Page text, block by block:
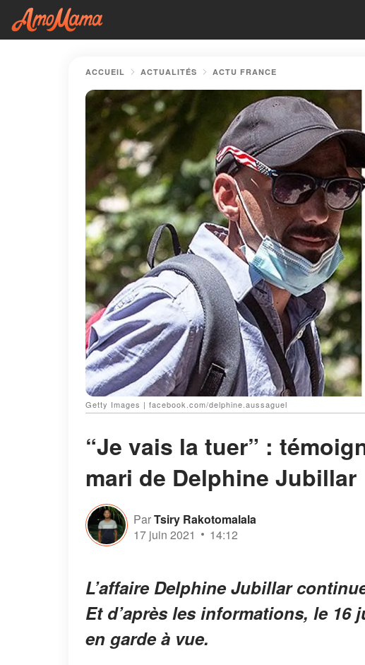
ACCUEIL ACTUALITÉS ACTU FRANCE
Getty Images | facebook.com/delphine.aussaguel
“Je vais la tuer” :
mari de Delphine Jubillar
ParTsiry Rakotomalala
17 juin 2021
14:12
L’affaire Delphine Jubillar
Et d’après les informations, le 16
en garde à vue.